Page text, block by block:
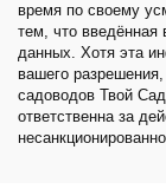
время по своему
тем, что введённая
данных. Хотя эта
вашего
садоводов Твой
ответственна за